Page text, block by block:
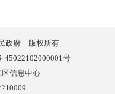
政府 版权所有
45022102000001号
信息中心